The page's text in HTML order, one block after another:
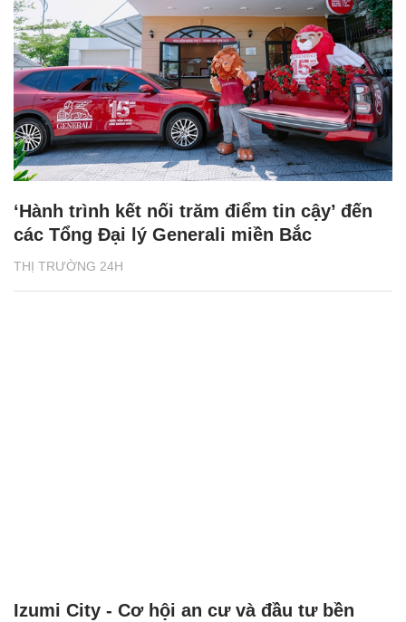
THỊ TRƯỜNG 24H
‘Hành trình kết nối trăm điểm tin cậy’ đến
các Tổng Đại lý Generali miền Bắc
Izumi City - Cơ hội an cư và đầu tư bền